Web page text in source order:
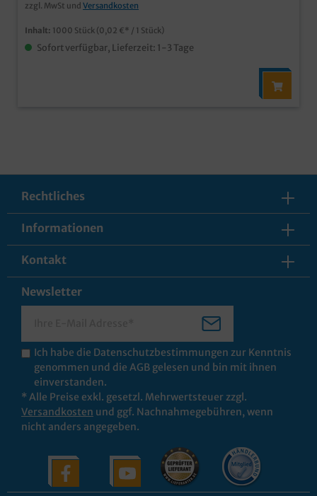
zzgl. MwSt und Versandkosten
Inhalt: 1000 Stück (0,02 €* / 1 Stück)
Sofort verfügbar, Lieferzeit: 1-3 Tage
Rechtliches
Informationen
Kontakt
Newsletter
Ich habe die Datenschutzbestimmungen zur Kenntnis
genommen und die AGB gelesen und bin mit ihnen
einverstanden.
* Alle Preise exkl. gesetzl. Mehrwertsteuer zzgl.
Versandkosten und ggf. Nachnahmegebühren, wenn
nicht anders angegeben.